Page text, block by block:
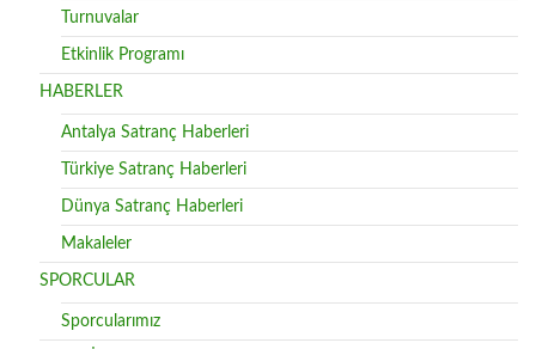
Turnuvalar
Etkinlik Programı
HABERLER
Antalya Satranç Haberleri
Türkiye Satranç Haberleri
Dünya Satranç Haberleri
Makaleler
SPORCULAR
Sporcularımız